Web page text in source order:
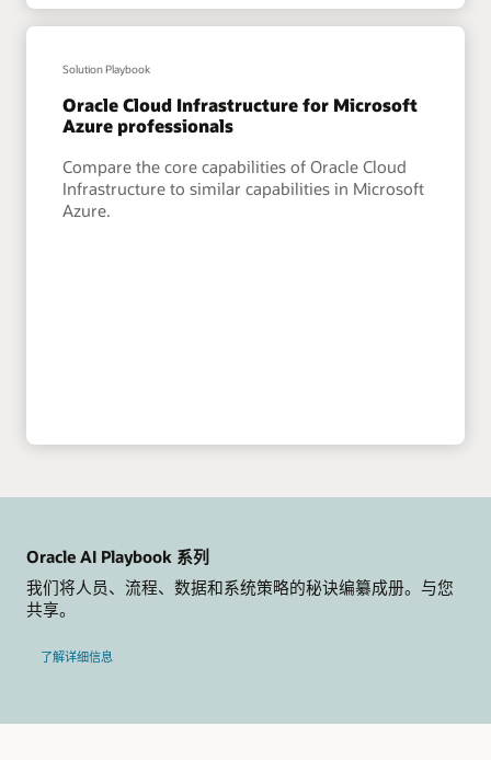
Solution Playbook
Oracle Cloud Infrastructure for Microsoft
Azure professionals
Compare the core capabilities of Oracle Cloud
Infrastructure to similar capabilities in Microsoft
Azure.
Oracle AI Playbook 系列
我们将人员、流程、数据和系统策略的秘诀编纂成册。与您
共享。
了解详细信息